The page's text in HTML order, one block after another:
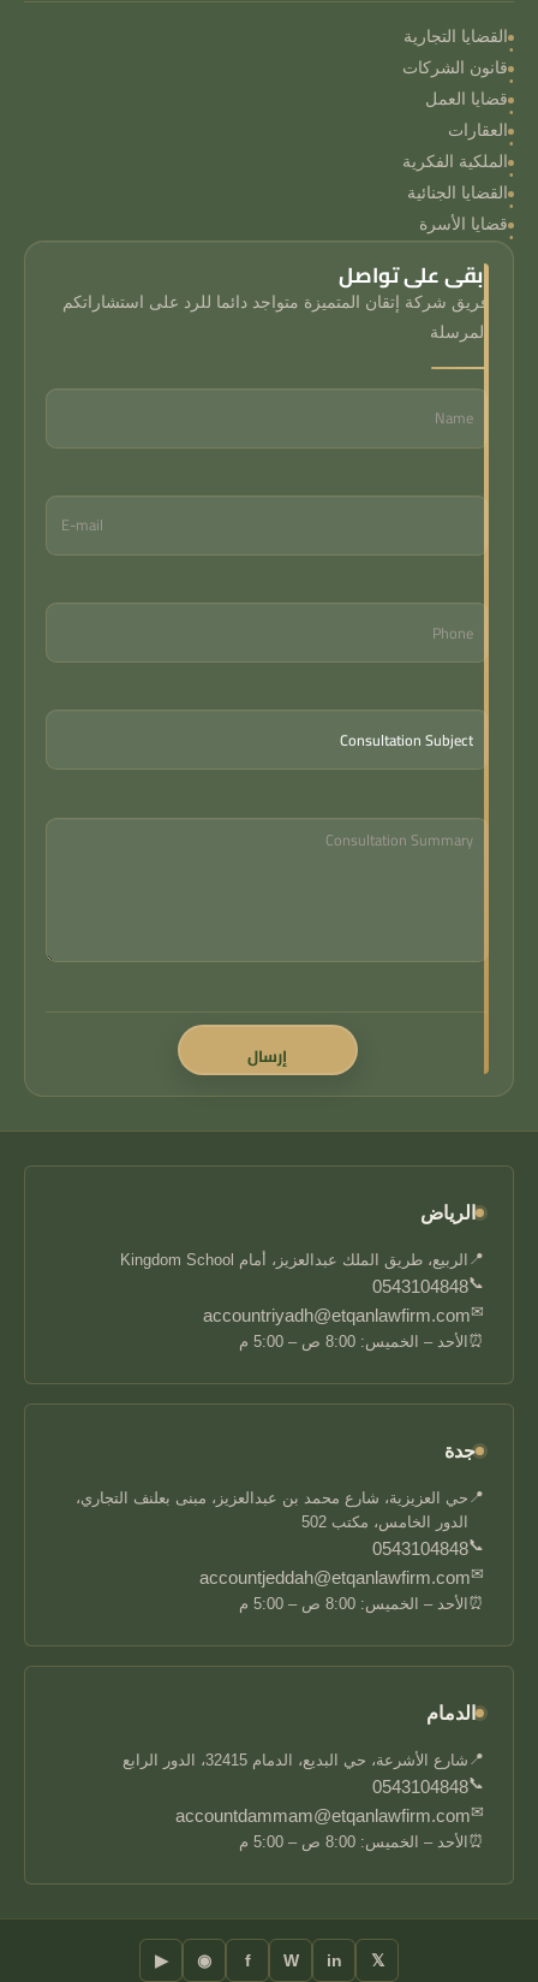
القضايا التجارية
قانون الشركات
قضايا العمل
العقارات
الملكية الفكرية
القضايا الجنائية
قضايا الأسرة
ابقى على تواصل
فريق شركة إتقان المتميزة متواجد دائما للرد على استشاراتكم
المرسلة
الرياض
📍 الربيع، طريق الملك عبدالعزيز، أمام Kingdom School
📞
0543104848
✉
accountriyadh@etqanlawfirm.com
⏰ الأحد – الخميس: 8:00 ص – 5:00 م
جدة
📍 حي العزيزية، شارع محمد بن عبدالعزيز، مبنى بعلنف التجاري،
الدور الخامس، مكتب 502
📞
0543104848
✉
accountjeddah@etqanlawfirm.com
⏰ الأحد – الخميس: 8:00 ص – 5:00 م
الدمام
📍 شارع الأشرعة، حي البديع، الدمام 32415، الدور الرابع
📞
0543104848
✉
accountdammam@etqanlawfirm.com
⏰ الأحد – الخميس: 8:00 ص – 5:00 م
𝕏
in
W
f
◉
▶